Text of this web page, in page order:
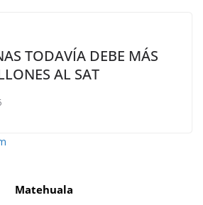
TODAVÍA DEBE MÁS
AL SAT
Matehuala